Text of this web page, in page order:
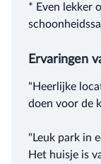
* Even lekker
Ervaringen
"Heerlijke
doen voor de
"Leuk park in
Het huisje is